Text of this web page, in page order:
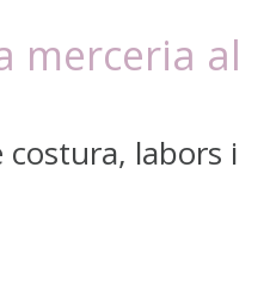
merceria al
costura, labors i